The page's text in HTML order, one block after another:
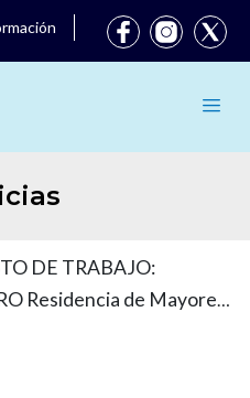
DE TRABAJO:
Residencia de Mayores